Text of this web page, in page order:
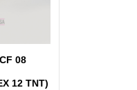
08
12 TNT)